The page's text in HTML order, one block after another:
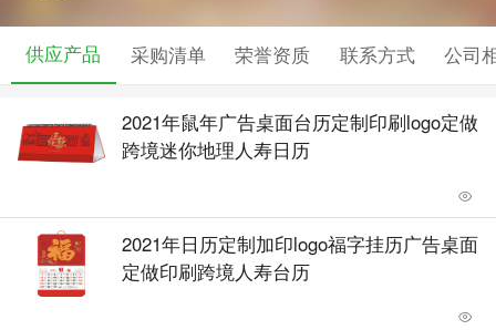
供应产品 采购清单 荣誉资质 联系方式 公司
2021年鼠年广告桌面台历定制印刷logo定做
跨境迷你地理人寿日历
2021年日历定制加印logo福字挂历广告桌面
定做印刷跨境人寿台历